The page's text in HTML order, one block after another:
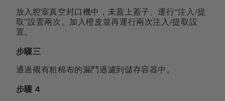
放入腔室真空封口機中，未蓋上蓋子。運行“注入/提
取”設置兩次。加入橙皮並再運行兩次注入/提取設
置。
步驟三
通過襯有粗棉布的漏鬥過濾到儲存容器中。
步驟 4